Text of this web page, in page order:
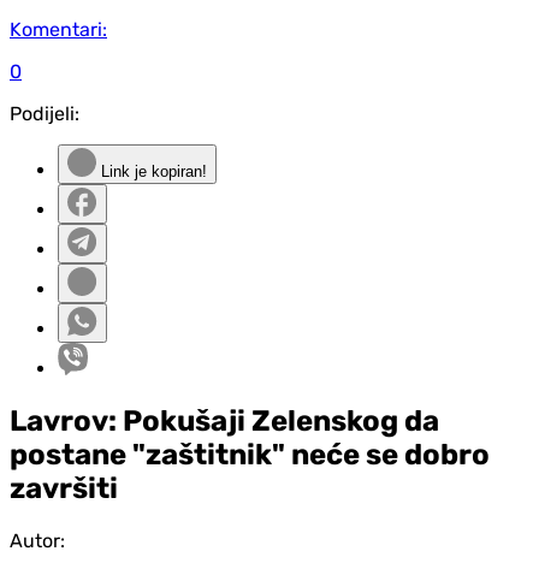
Komentari:
0
Podijeli:
Link je kopiran!
Lavrov: Pokušaji Zelenskog da
postane "zaštitnik" neće se dobro
završiti
Autor: